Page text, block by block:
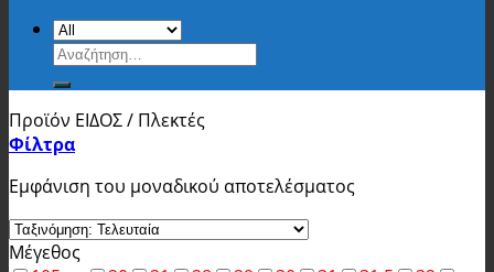
Αναζήτηση
για:
Προϊόν ΕΙΔΟΣ/ Πλεκτές
Φίλτρα
Εμφάνιση του μοναδικού αποτελέσματος
Μέγεθος